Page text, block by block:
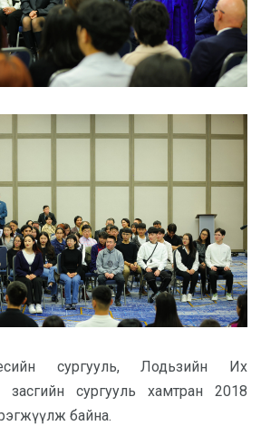
сургууль, Лодьзийн Их
засгийн сургууль хамтран 2018
байна.